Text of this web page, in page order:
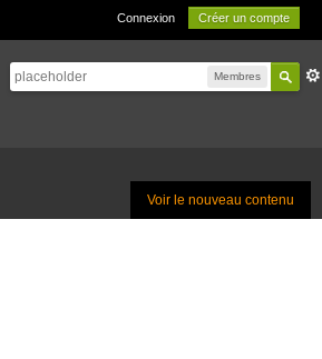
Connexion Créer un compte
Membres
Voir le nouveau contenu